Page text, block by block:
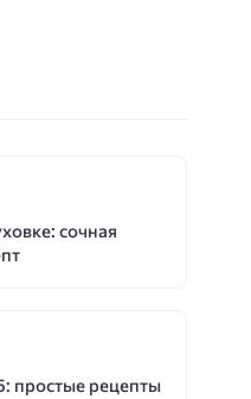
сочная
простые рецепты